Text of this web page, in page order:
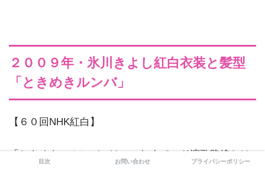
２００９年・氷川きよし紅白衣装と髪型
「ときめきルンバ」
【６０回NHK紅白】
「ときめきのルンバ」は、これまでのド演歌路線とは
目次 お問い合わせ プライバシーポリシー